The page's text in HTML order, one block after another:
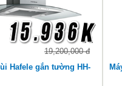
19,200,000 đ
Hafele gắn tường HH-